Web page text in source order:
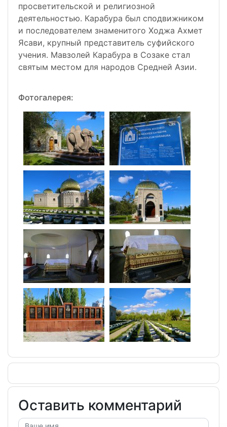
просветительской и религиозной
деятельностью. Карабура был сподвижником
и последователем знаменитого Ходжа Ахмет
Ясави, крупный представитель суфийского
учения. Мавзолей Карабура в Созаке стал
святым местом для народов Средней Азии.
Фотогалерея:
Оставить комментарий